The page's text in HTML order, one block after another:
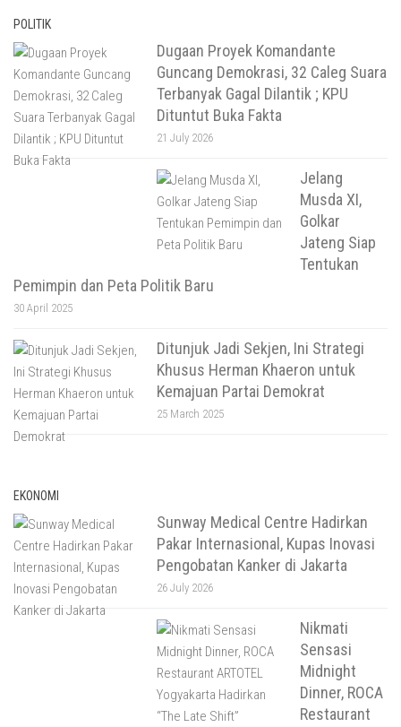
POLITIK
Dugaan Proyek Komandante
Guncang Demokrasi, 32 Caleg Suara
Terbanyak Gagal Dilantik ; KPU
Dituntut Buka Fakta
21 July 2026
Jelang
Musda XI,
Golkar
Jateng Siap
Tentukan
Pemimpin dan Peta Politik Baru
30 April 2025
Ditunjuk Jadi Sekjen, Ini Strategi
Khusus Herman Khaeron untuk
Kemajuan Partai Demokrat
25 March 2025
EKONOMI
Sunway Medical Centre Hadirkan
Pakar Internasional, Kupas Inovasi
Pengobatan Kanker di Jakarta
26 July 2026
Nikmati
Sensasi
Midnight
Dinner, ROCA
Restaurant